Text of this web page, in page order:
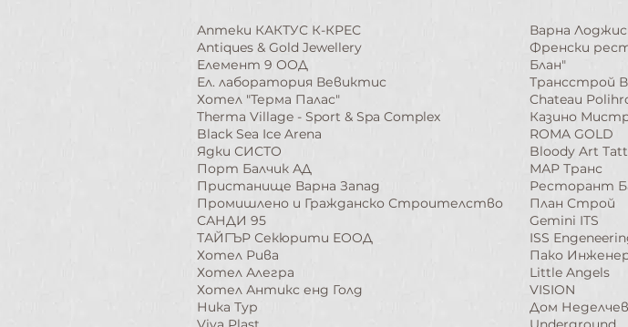
Аптеки КАКТУС К-КРЕС
Antiques & Gold Jewellery
Елемент 9 ООД
Ел. лаборатория Вевиктис
Хотел "Терма Палас"
Therma Village - Sport & Spa Complex
Black Sea Ice Arena
​Ядки СИСТО
Порт Балчик АД
Пристанище Варна Запад
Промишлено и Гражданско Строителство
САНДИ 95
ТАЙГЪР Секюрити ЕООД
Хотел Рива
Хотел Алегра
Хотел Антикс енд Голд
Ника Тур
Варна
Френски
Блан"
Трансстрой
​Chateau
Казино
ROMA GOLD
Bloody Art
МАР Транс
Ресторант
План Строй
Gemini ITS
ISS
Пако
Little Angels
VISION
Дом